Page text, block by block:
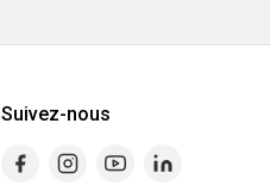
Suivez-nous